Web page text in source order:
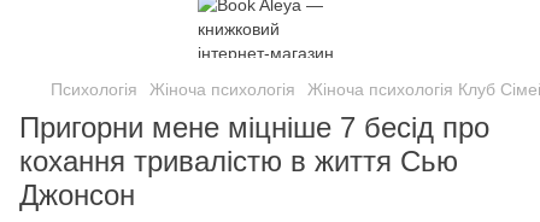
Психологія Жіноча психологія Жіноча психологія Клуб
Пригорни мене міцніше 7 бесід про
кохання тривалістю в життя Сью
Джонсон